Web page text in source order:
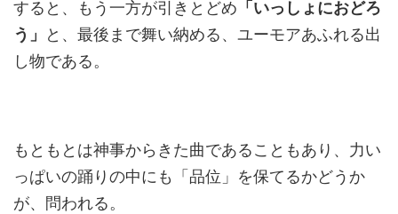
すると、もう一方が引きとどめ 「いっしょにおどろ
う」
と、最後まで舞い納める、ユーモアあふれる出
し物である。
もともとは神事からきた曲であることもあり、力い
っぱいの踊りの中にも「品位」を保てるかどうか
が、問われる。